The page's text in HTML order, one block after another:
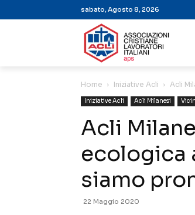
sabato, Agosto 8, 2026
Home Iniziative Acli Acli
Iniziative Acli Acli Milanesi
Acli
ecologica
siamo
22 Maggio 2020